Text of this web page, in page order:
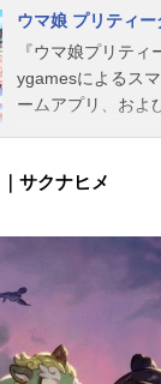
喜多見柚：武田羅
樹：安野希世乃桐
希黒埼ちとせ：佐
森結梨輿水幸子：
奈：長野佑紀小早
安齋由香里...
ウマ娘 プリティー
『ウマ娘プリテ
ygamesによるス
ームアプリ、およ
ビー』のキャスト
｜サクナヒメ